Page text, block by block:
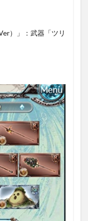
）」：武器「ツリ